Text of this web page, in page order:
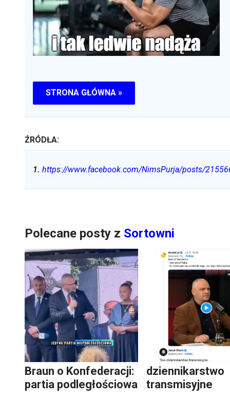
STRONA GŁÓWNA »
ŹRÓDŁA:
1. https://www.facebook.com/NimsPurja/posts/
Polecane posty z Sortowni
Braun o Konfederacji:
partia podległościowa
dziennikarstwo
transmisyjne